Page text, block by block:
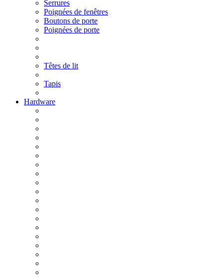
Serrures
Poignées de fenêtres
Boutons de porte
Poignées de porte
Têtes de lit
Tapis
Hardware